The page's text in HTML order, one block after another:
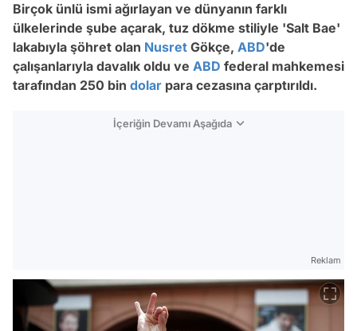
Birçok ünlü ismi ağırlayan ve dünyanın farklı
ülkelerinde şube açarak, tuz dökme stiliyle 'Salt Bae'
lakabıyla şöhret olan Nusret Gökçe, ABD'de
çalışanlarıyla davalık oldu ve ABD federal mahkemesi
tarafından 250 bin dolar para cezasına çarptırıldı.
İçeriğin Devamı Aşağıda
Reklam